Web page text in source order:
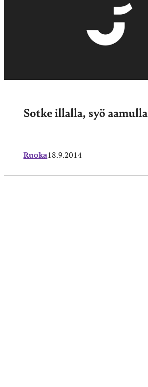
Sotke illalla, syö aamulla
Ruoka18.9.2014